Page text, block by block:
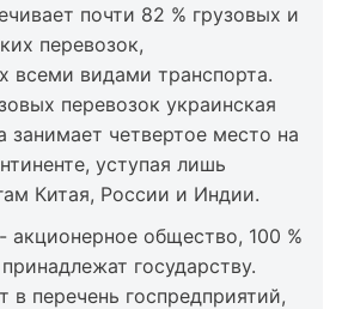
почти 82 % грузовых и
перевозок,
всеми видами транспорта.
перевозок украинская
занимает четвертое место на
уступая лишь
Китая, России и Индии.
акционерное общество, 100 %
государству.
в перечень госпредприятий,